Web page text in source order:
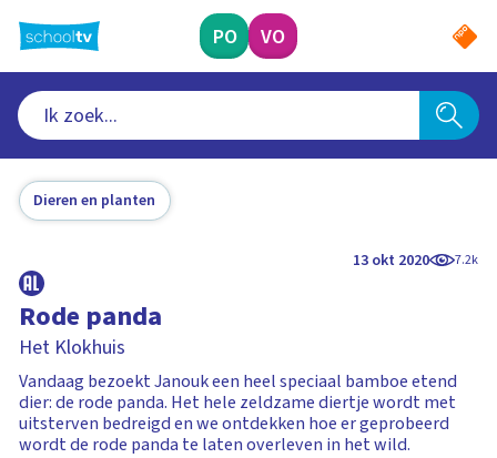
naar
hoofdinhoud
PO VO
Dieren en planten
13 okt 2020 7.2k
Rode panda
Het Klokhuis
Vandaag bezoekt Janouk een heel speciaal bamboe etend
dier: de rode panda. Het hele zeldzame diertje wordt met
uitsterven bedreigd en we ontdekken hoe er geprobeerd
wordt de rode panda te laten overleven in het wild.